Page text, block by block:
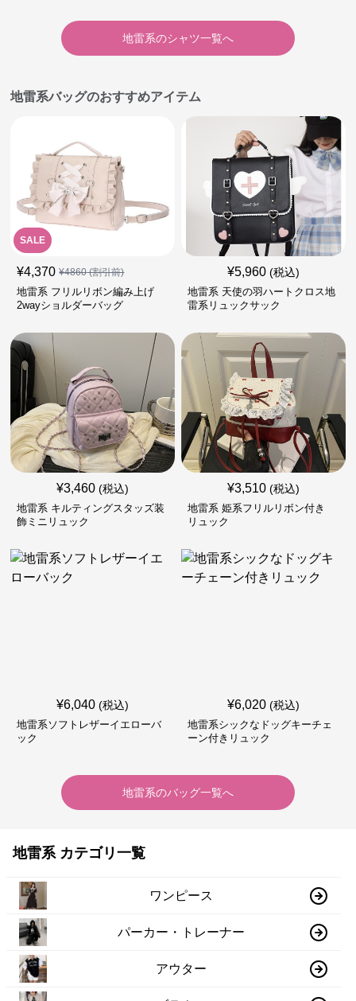
地雷系のシャツ一覧へ
地雷系バッグのおすすめアイテム
SALE
¥4,370 ¥4860(割引前)
地雷系 フリルリボン編み上げ
2wayショルダーバッグ
¥5,960 (税込)
地雷系 天使の羽ハートクロス地
雷系リュックサック
¥3,460 (税込)
地雷系 キルティングスタッズ装
飾ミニリュック
¥3,510 (税込)
地雷系 姫系フリルリボン付き
リュック
¥6,040 (税込)
地雷系ソフトレザーイエローバ
ック
¥6,020 (税込)
地雷系シックなドッグキーチェ
ーン付きリュック
地雷系のバッグ一覧へ
地雷系 カテゴリ一覧
ワンピース
パーカー・トレーナー
アウター